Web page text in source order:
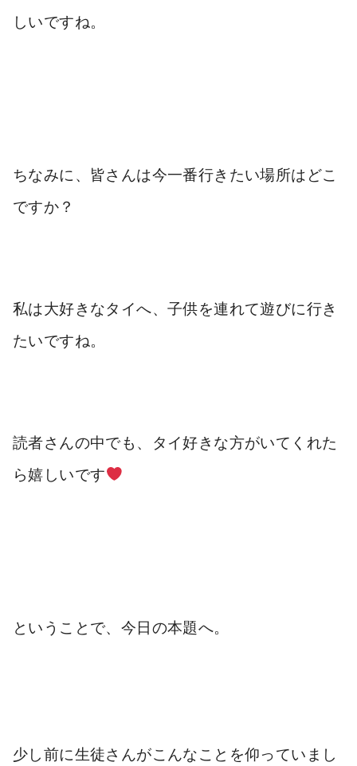
しいですね。
ちなみに、皆さんは今一番行きたい場所はどこ
ですか？
私は大好きなタイへ、子供を連れて遊びに行き
たいですね。
読者さんの中でも、タイ好きな方がいてくれた
ら嬉しいです
ということで、今日の本題へ。
少し前に生徒さんがこんなことを仰っていまし